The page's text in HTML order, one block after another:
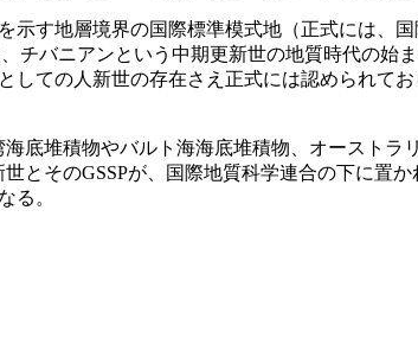
す地層境界の国際標準模式地（正式には、国
チバニアンという中期更新世の地質時代の
ての人新世の存在さえ正式には認められて
底堆積物やバルト海海底堆積物、オースト
とそのGSSPが、国際地質科学連合の下に置
る。